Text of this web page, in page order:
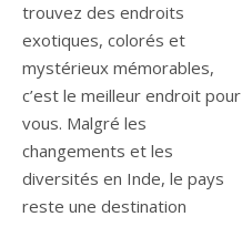
trouvez des endroits
exotiques, colorés et
mystérieux mémorables,
c’est le meilleur endroit pour
vous. Malgré les
changements et les
diversités en Inde, le pays
reste une destination